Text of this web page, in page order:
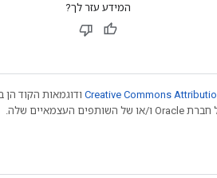
המידע עזר לך?
Creative Commons ודוגמאות הקוד הן